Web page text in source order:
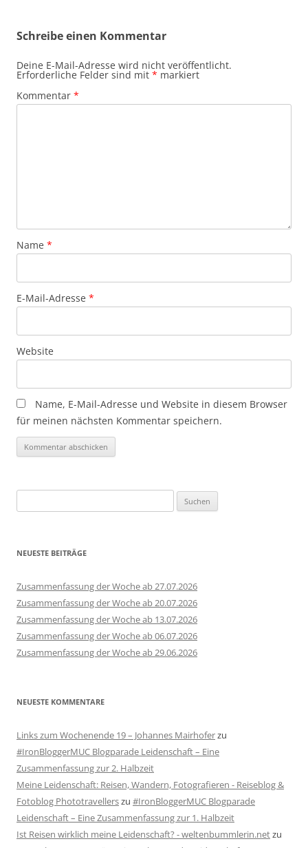
Schreibe einen Kommentar
Deine E-Mail-Adresse wird nicht veröffentlicht.
Erforderliche Felder sind mit * markiert
Kommentar *
Name *
E-Mail-Adresse *
Website
Name, E-Mail-Adresse und Website in diesem Browser
für meinen nächsten Kommentar speichern.
nach:
NEUESTE BEITRÄGE
Zusammenfassung der Woche ab 27.07.2026
Zusammenfassung der Woche ab 20.07.2026
Zusammenfassung der Woche ab 13.07.2026
Zusammenfassung der Woche ab 06.07.2026
Zusammenfassung der Woche ab 29.06.2026
NEUESTE KOMMENTARE
Links zum Wochenende 19 – Johannes Mairhoferzu
#IronBloggerMUC Blogparade Leidenschaft – Eine
Zusammenfassung zur 2. Halbzeit
Meine Leidenschaft: Reisen, Wandern, Fotografieren - Reiseblog &
Fotoblog Phototravellerszu #IronBloggerMUC Blogparade
Leidenschaft – Eine Zusammenfassung zur 1. Halbzeit
Ist Reisen wirklich meine Leidenschaft? - weltenbummlerin.netzu